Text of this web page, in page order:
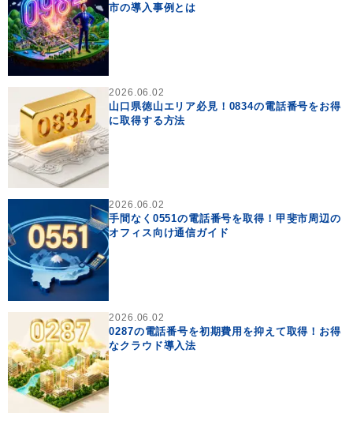
市の導入事例とは
2026.06.02
山口県徳山エリア必見！0834の電話番号をお得
に取得する方法
2026.06.02
手間なく0551の電話番号を取得！甲斐市周辺の
オフィス向け通信ガイド
2026.06.02
0287の電話番号を初期費用を抑えて取得！お得
なクラウド導入法